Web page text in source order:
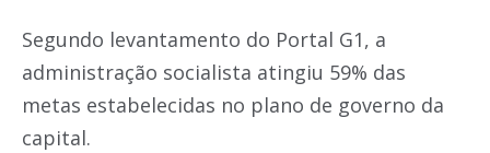
Segundo levantamento do Portal G1, a
administração socialista atingiu 59% das
metas estabelecidas no plano de governo da
capital.